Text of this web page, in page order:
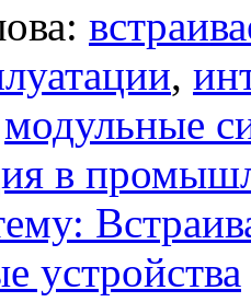
,
модульные
в
устройства